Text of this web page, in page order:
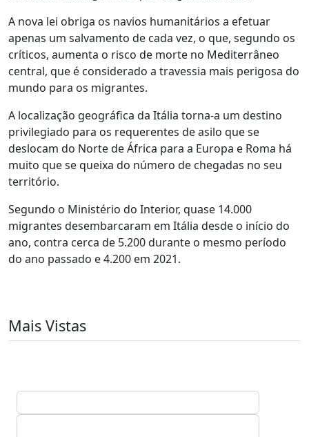
A nova lei obriga os navios humanitários a efetuar
apenas um salvamento de cada vez, o que, segundo os
críticos, aumenta o risco de morte no Mediterrâneo
central, que é considerado a travessia mais perigosa do
mundo para os migrantes.
A localização geográfica da Itália torna-a um destino
privilegiado para os requerentes de asilo que se
deslocam do Norte de África para a Europa e Roma há
muito que se queixa do número de chegadas no seu
território.
Segundo o Ministério do Interior, quase 14.000
migrantes desembarcaram em Itália desde o início do
ano, contra cerca de 5.200 durante o mesmo período
do ano passado e 4.200 em 2021.
Mais Vistas